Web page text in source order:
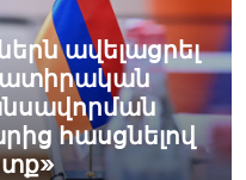
ավելացրել
հասցնելով